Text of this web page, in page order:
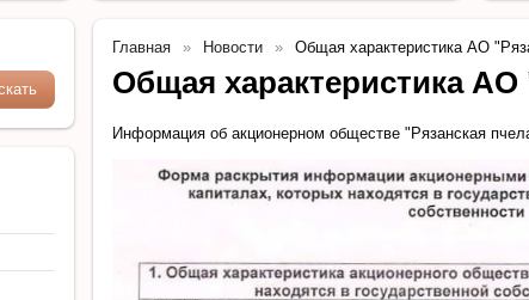
Главная Новости Общая характеристика АО
Общая характеристика АО
Информация об акционерном обществе "Рязанская